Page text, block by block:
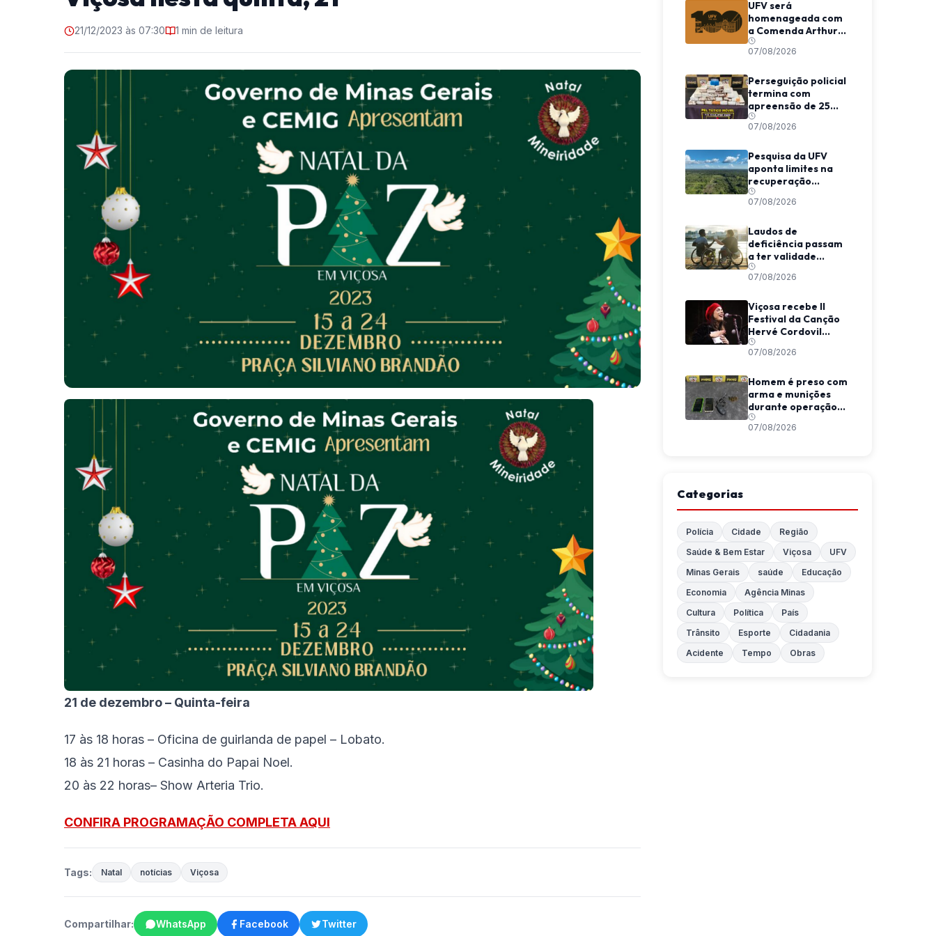
21/12/2023 às 07:30 1 min de leitura
21 de dezembro – Quinta-feira
17 às 18 horas – Oficina de guirlanda de papel – Lobato.
18 às 21 horas – Casinha do Papai Noel.
20 às 22 horas– Show Arteria Trio.
CONFIRA PROGRAMAÇÃO COMPLETA AQUI
Tags: Natal notícias Viçosa
Compartilhar: WhatsApp Facebook Twitter
UFV será
homenageada com
a Comenda Arthur
Bernardes em
Viçosa
07/08/2026
Perseguição policial
termina com
apreensão de 25
barras de maconha
entre Viçosa e
07/08/2026
Pesquisa da UFV
aponta limites na
recuperação
climática de
florestas
Amazônia
07/08/2026
Laudos de
deficiência passam
a ter validade
indeterminada em
Minas Gerais
07/08/2026
Viçosa recebe II
Festival da Canção
Hervé Cordovil
neste fim de semana
07/08/2026
Homem é preso com
arma e munições
durante operação
da Polícia Militar em
Araponga
07/08/2026
Categorias
Polícia Cidade
Região
Saúde & Bem Estar
Viçosa
UFV
Minas Gerais
saúde
Educação
Economia
Agência Minas
Cultura
Política
País
Trânsito
Esporte
Cidadania
Acidente
Tempo Obras